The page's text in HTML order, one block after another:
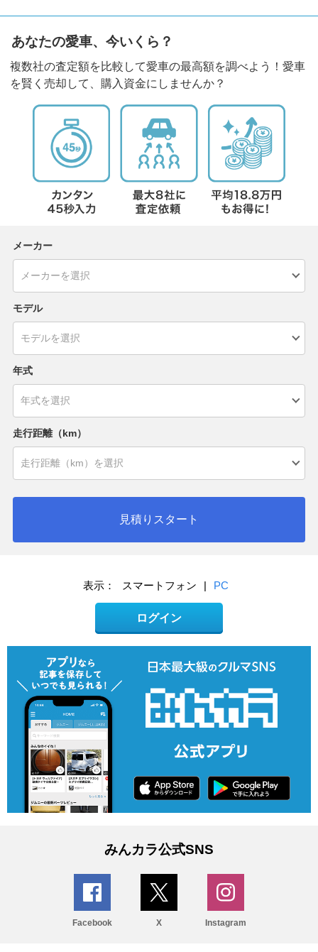
あなたの愛車、今いくら？
複数社の査定額を比較して愛車の最高額を調べよう！愛車
を賢く売却して、購入資金にしませんか？
メーカー
モデル
年式
走行距離（km）
見積りスタート
表示： スマートフォン | PC
ログイン
みんカラ公式SNS
Facebook X Instagram